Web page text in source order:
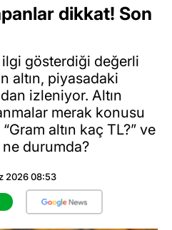
dikkat! Son
ilgi gösterdiği değerli
altın, piyasadaki
izleniyor. Altın
merak konusu
altın kaç TL?” ve
ne durumda?
2026 08:53